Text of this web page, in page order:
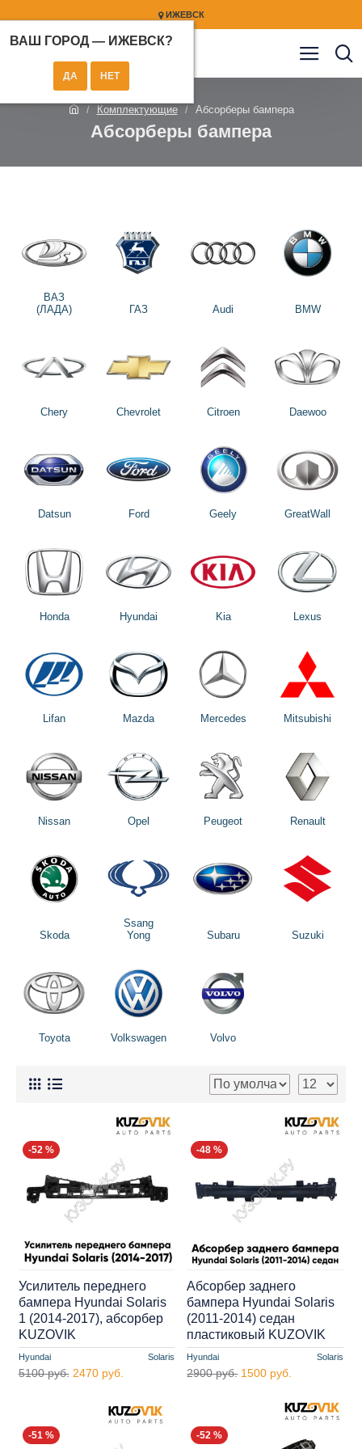
ИЖЕВСК
ВАШ ГОРОД — ИЖЕВСК?
Комплектующие Абсорберы бампера
Абсорберы бампера
ВАЗ
(ЛАДА)
ГАЗ Audi BMW
Chery Chevrolet Citroen Daewoo
Datsun Ford Geely GreatWall
Honda Hyundai Kia Lexus
Lifan Mazda Mercedes Mitsubishi
Nissan Opel Peugeot Renault
Skoda
Ssang
Yong
Subaru Suzuki
Toyota Volkswagen Volvo
-52 %
Hyundai Solaris
Усилитель переднего
бампера Hyundai Solaris
1 (2014-2017), абсорбер
KUZOVIK
5100 руб. 2470 руб.
-48 %
Hyundai Solaris
Абсорбер заднего
бампера Hyundai Solaris
(2011-2014) седан
пластиковый KUZOVIK
2900 руб. 1500 руб.
-51 % -52 %